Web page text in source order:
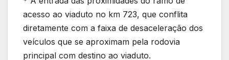
acesso ao viaduto no km 723, que conflita
diretamente com a faixa de desaceleração dos
veículos que se aproximam pela rodovia
principal com destino ao viaduto.